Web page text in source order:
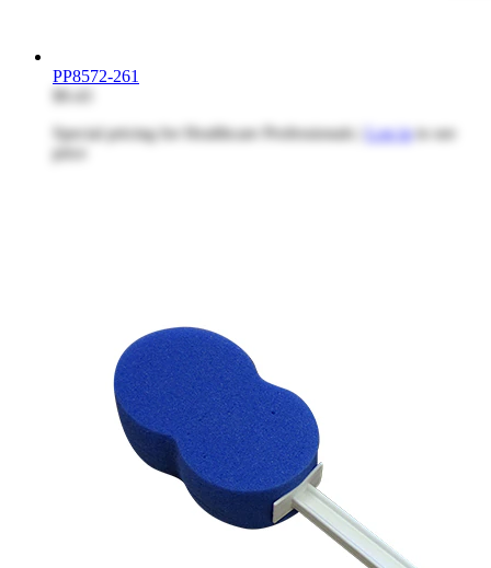
PP8572-261
$9.43
Special pricing for Healthcare Professionals | Log into see
price